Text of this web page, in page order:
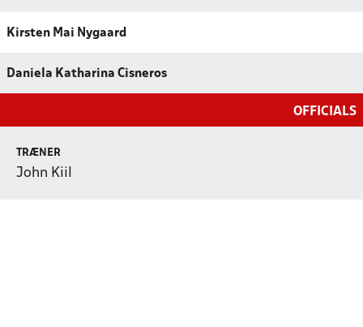
Kirsten Mai Nygaard
Daniela Katharina Cisneros
OFFICIALS
TRÆNER
John Kiil